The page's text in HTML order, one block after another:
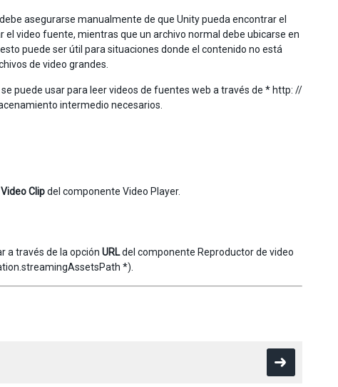
asegurarse manualmente de que Unity pueda encontrar el
el video fuente, mientras que un archivo normal debe ubicarse en
puede ser útil para situaciones donde el contenido no está
de video grandes.
puede usar para leer videos de fuentes web a través de * http: //
intermedio necesarios.
Video Clipdel componente Video Player.
a través de la opción URLdel componente Reproductor de video
*).